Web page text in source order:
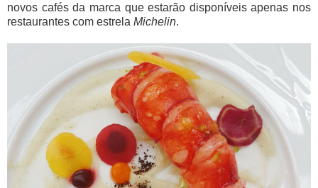
novos cafés da marca que estarão disponíveis apenas nos
restaurantes com estrela Michelin.